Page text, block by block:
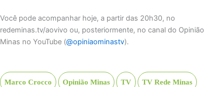
Você pode acompanhar hoje, a partir das 20h30, no
redeminas.tv/aovivo ou, posteriormente, no canal do Opinião
Minas no YouTube (@opiniaominastv).
Marco Crocco Opinião Minas TV TV Rede Minas